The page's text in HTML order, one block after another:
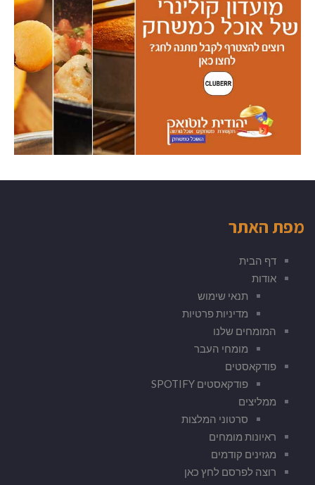
מפת האתר
דף הבית
אודות
תנאי שימוש
מדיניות פרטיות
המומחים שלנו
מומחי העבר
פודקאסטים
פודקאסטים SPOTIFY
ממליצים
סרטוני המלצות
ראיונות מומחים
מגזינים קודמים
רוצה לפרסם לחץ כאן